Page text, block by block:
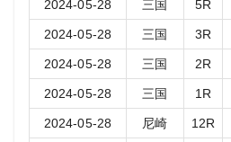
2024-05-28 三国 5R
2024-05-28 三国 3R
2024-05-28 三国 2R
2024-05-28 三国 1 R
2024-05-28 尼崎 12R